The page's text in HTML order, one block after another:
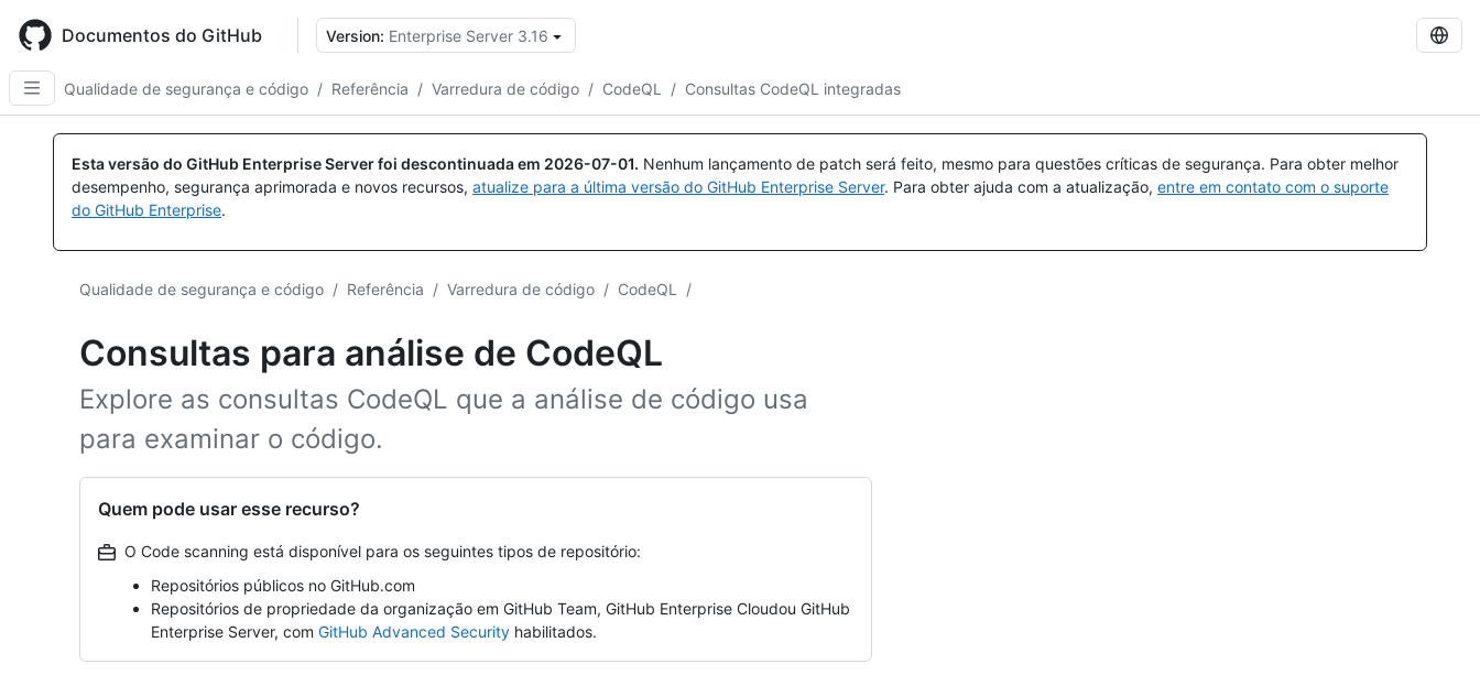
main
content
Documentos do GitHub Version: Enterprise Server 3.16
Qualidade de segurança e código / Referência / Varredura de código / CodeQL / Consultas CodeQL integradas
Esta versão do GitHub Enterprise Server foi descontinuada em 2026-07-01. Nenhum lançamento de patch será feito, mesmo para questões críticas de segurança. Para obter melhor
desempenho, segurança aprimorada e novos recursos, atualize para a última versão do GitHub Enterprise Server. Para obter ajuda com a atualização, entre em contato com o suporte
do GitHub Enterprise.
Qualidade de segurança e código / Referência / Varredura de código / CodeQL /
Consultas para análise de CodeQL
Explore as consultas CodeQL que a análise de código usa
para examinar o código.
Quem pode usar esse recurso?
O Code scanning está disponível para os seguintes tipos de repositório:
Repositórios públicos no GitHub.com
Repositórios de propriedade da organização em GitHub Team, GitHub Enterprise Cloudou GitHub
Enterprise Server, com GitHub Advanced Security habilitados.